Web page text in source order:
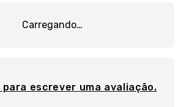
Carregando…
para escrever uma avaliação.